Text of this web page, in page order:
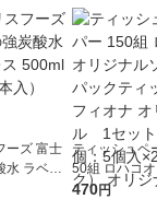
ーズ 富士
水 ラベル
1箱（24
ティッシュペ
50組 ロハコ
ルソフトパッ
470円